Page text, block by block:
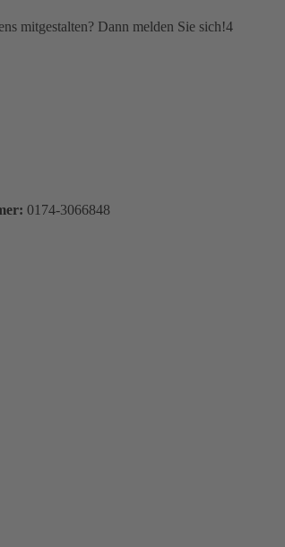
mitgestalten? Dann melden Sie sich!4
0174-3066848